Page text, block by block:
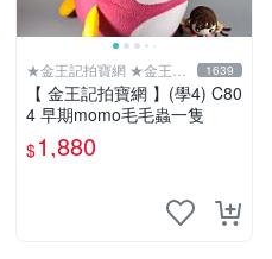
★金王記拍寶網 ★金王記
拍寶趣
1639
【 金王記拍寶網 】(學4) C80
4 早期momo毛毛蟲一隻
$1,880